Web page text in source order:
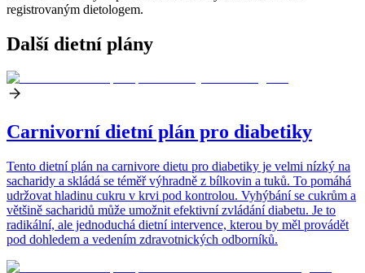
registrovaným dietologem.
Další dietní plány
Carnivorní dietní plán pro diabetiky
Tento dietní plán na carnivore dietu pro diabetiky je velmi nízký na
sacharidy a skládá se téměř výhradně z bílkovin a tuků. To pomáhá
udržovat hladinu cukru v krvi pod kontrolou. Vyhýbání se cukrům a
většině sacharidů může umožnit efektivní zvládání diabetu. Je to
radikální, ale jednoduchá dietní intervence, kterou by měl provádět
pod dohledem a vedením zdravotnických odborníků.